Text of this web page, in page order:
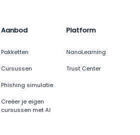
Aanbod
Pakketten
Cursussen
Phishing simulatie
Creëer je eigen
cursussen met AI
Platform
NanoLearning
Trust Center